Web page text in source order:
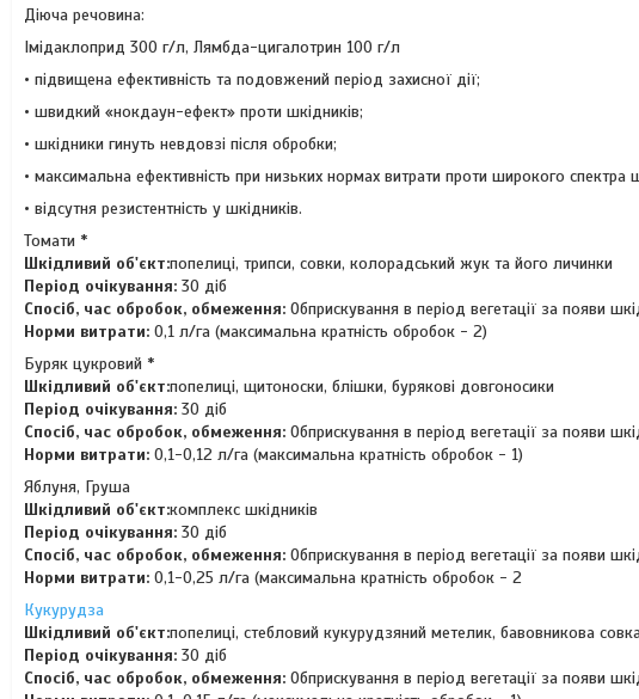
Дiюча речовина:
Імідаклоприд 300 г/л, Лямбда-цигалотрин 100 г/л
• підвищена ефективність та подовжений період захисної дії;
• швидкий «нокдаун-ефект» проти шкідників;
• шкідники гинуть невдовзі після обробки;
• максимальна ефективність при низьких нормах витрати проти широкого спектра
• відсутня резистентність у шкідників.
Томати *
Шкiдливий об'єкт:попелиці, трипси, совки, колорадський жук та його личинки
Період очікування: 30 діб
Спосіб, час обробок, обмеження: Обприскування в період вегетації за появи
Норми витрати: 0,1 л/га (максимальна кратність обробок - 2)
Буряк цукровий *
Шкiдливий об'єкт:попелиці, щитоноски, блішки, бурякові довгоносики
Період очікування: 30 діб
Спосіб, час обробок, обмеження: Обприскування в період вегетації за появи
Норми витрати: 0,1-0,12 л/га (максимальна кратність обробок - 1)
Яблуня, Груша
Шкiдливий об'єкт:комплекс шкідників
Період очікування: 30 діб
Спосіб, час обробок, обмеження: Обприскування в період вегетації за появи
Норми витрати: 0,1-0,25 л/га (максимальна кратність обробок - 2
Кукурудза
Шкiдливий об'єкт:попелиці, стебловий кукурудзяний метелик, бавовникова
Період очікування: 30 діб
Спосіб, час обробок, обмеження: Обприскування в період вегетації за появи